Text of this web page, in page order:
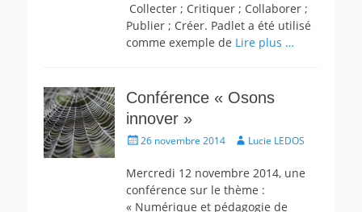
Collecter ; Critiquer ; Collaborer ;
Publier ; Créer. Padlet a été utilisé
comme exemple de Lire plus …
Conférence « Osons
innover »
Écrit26 novembre 2014 AuteurLucie LEDOS
Mercredi 12 novembre 2014, une
conférence sur le thème :
« Numérique et pédagogie de